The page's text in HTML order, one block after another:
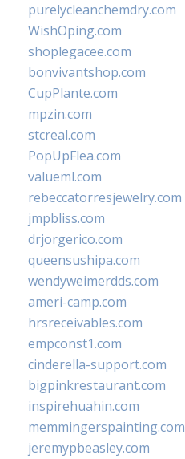
purelycleanchemdry.com
WishOping.com
shoplegacee.com
bonvivantshop.com
CupPlante.com
mpzin.com
stcreal.com
PopUpFlea.com
valueml.com
rebeccatorresjewelry.com
jmpbliss.com
drjorgerico.com
queensushipa.com
wendyweimerdds.com
ameri-camp.com
hrsreceivables.com
empconst1.com
cinderella-support.com
bigpinkrestaurant.com
inspirehuahin.com
memmingerspainting.com
jeremypbeasley.com